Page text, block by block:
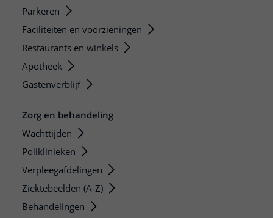
Parkeren
Faciliteiten en voorzieningen
Restaurants en winkels
Apotheek
Gastenverblijf
Zorg en behandeling
Wachttijden
Poliklinieken
Verpleegafdelingen
Ziektebeelden (A-Z)
Behandelingen